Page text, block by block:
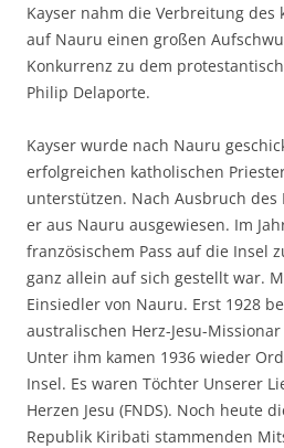
Kayser nahm die Verbreitung des
auf Nauru einen großen
Konkurrenz zu dem
Philip Delaporte.
Kayser wurde nach Nauru
erfolgreichen katholischen
unterstützen. Nach Ausbruch des
er aus Nauru ausgewiesen. Im
französischem Pass auf die Insel
ganz allein auf sich gestellt war.
Einsiedler von Nauru. Erst 1928
australischen Herz-Jesu-Missionar
Unter ihm kamen 1936 wieder
Insel. Es waren Töchter Unserer
Herzen Jesu (FNDS). Noch heute
Republik Kiribati stammenden